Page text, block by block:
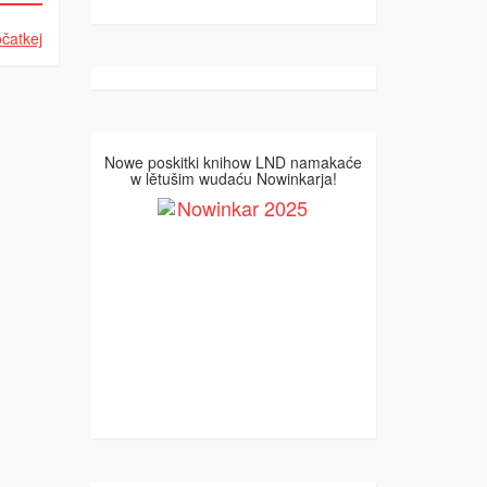
Nowe poskitki knihow LND namakaće
w lětušim wudaću Nowinkarja!